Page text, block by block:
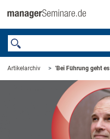
Artikelarchiv 'Bei Führung geht